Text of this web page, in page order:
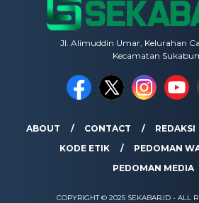
Jl. Alimuddin Umar, Kelurahan
Kecamatan
ABOUT CONTACT REDAKSI
KODE ETIK
PEDOMAN
PEDOMAN MEDIA
COPYRIGHT © 2025 SEKABAR.ID - ALL